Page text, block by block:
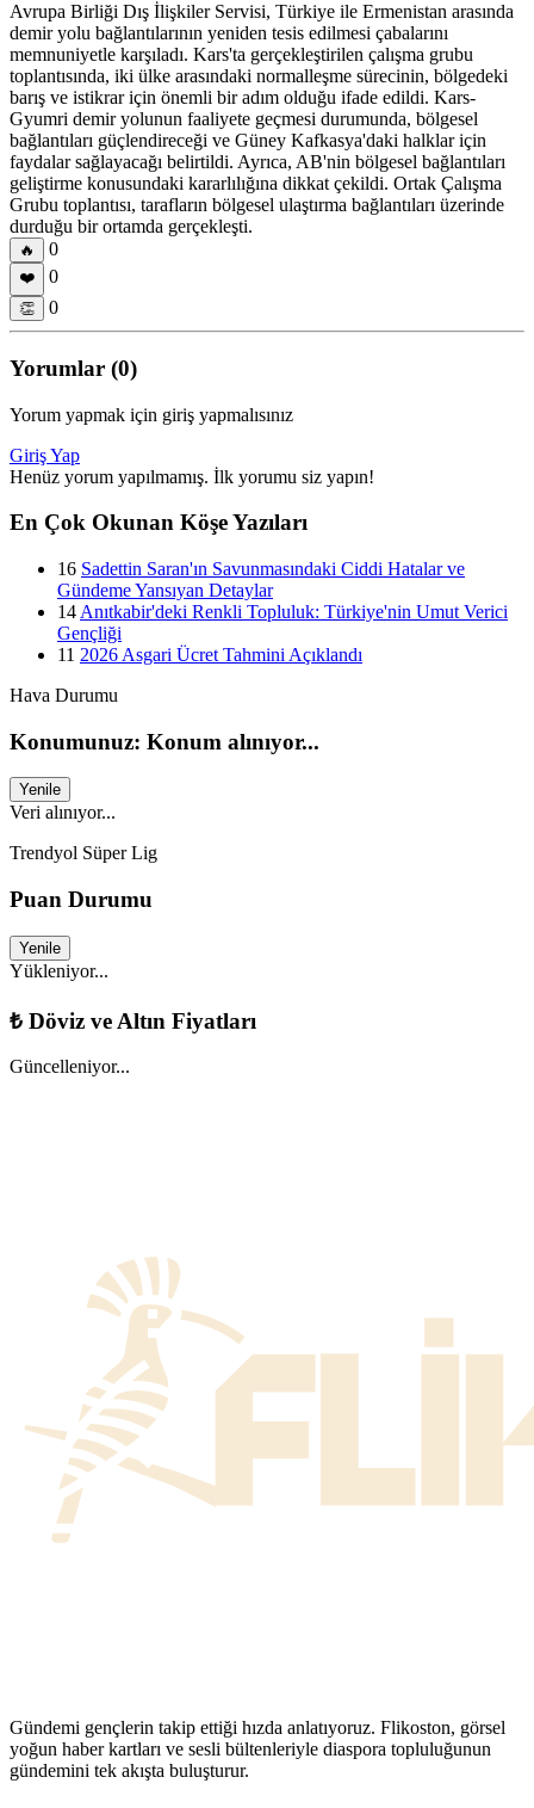
Avrupa Birliği Dış İlişkiler Servisi, Türkiye ile Ermenistan arasında
demir yolu bağlantılarının yeniden tesis edilmesi çabalarını
memnuniyetle karşıladı. Kars'ta gerçekleştirilen çalışma grubu
toplantısında, iki ülke arasındaki normalleşme sürecinin, bölgedeki
barış ve istikrar için önemli bir adım olduğu ifade edildi. Kars-
Gyumri demir yolunun faaliyete geçmesi durumunda, bölgesel
bağlantıları güçlendireceği ve Güney Kafkasya'daki halklar için
faydalar sağlayacağı belirtildi. Ayrıca, AB'nin bölgesel bağlantıları
geliştirme konusundaki kararlılığına dikkat çekildi. Ortak Çalışma
Grubu toplantısı, tarafların bölgesel ulaştırma bağlantıları üzerinde
durduğu bir ortamda gerçekleşti.
🔥 0
❤️ 0
👏 0
Yorumlar (0)
Yorum yapmak için giriş yapmalısınız
Giriş Yap
Henüz yorum yapılmamış. İlk yorumu siz yapın!
En Çok Okunan Köşe Yazıları
16 Sadettin Saran'ın Savunmasındaki Ciddi Hatalar ve
Gündeme Yansıyan Detaylar
14 Anıtkabir'deki Renkli Topluluk: Türkiye'nin Umut Verici
Gençliği
11 2026 Asgari Ücret Tahmini Açıklandı
Hava Durumu
Konumunuz: Konum alınıyor...
Yenile
Veri alınıyor...
Trendyol Süper Lig
Puan Durumu
Yenile
Yükleniyor...
₺ Döviz ve Altın Fiyatları
Güncelleniyor...
Gündemi gençlerin takip ettiği hızda anlatıyoruz. Flikoston, görsel
yoğun haber kartları ve sesli bültenleriyle diaspora topluluğunun
gündemini tek akışta buluşturur.